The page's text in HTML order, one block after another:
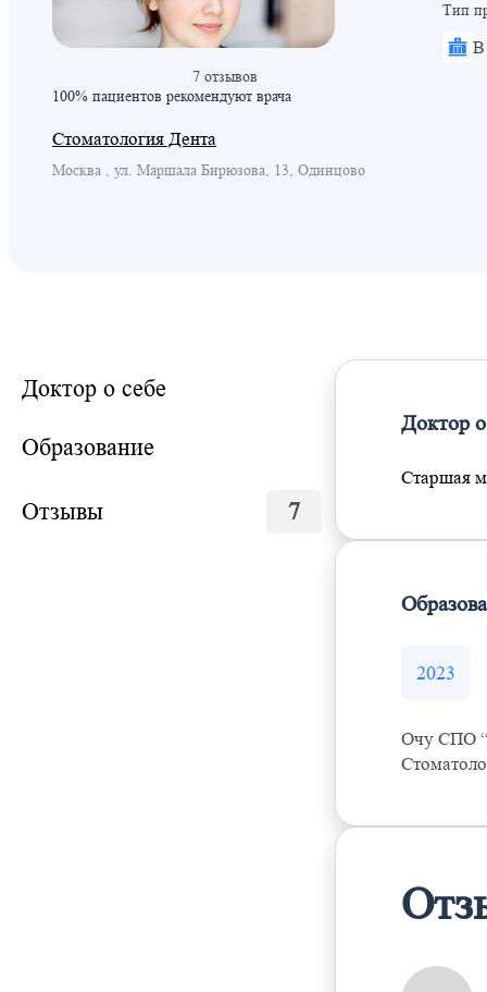
7 отзывов
100% пациентов рекомендуют врача
Стоматология Дента
Москва , ул. Маршала Бирюзова, 13, Одинцово
Тип
В
Доктор о себе
Образование
Отзывы 7
Доктор
Старшая
2023
Очу СПО